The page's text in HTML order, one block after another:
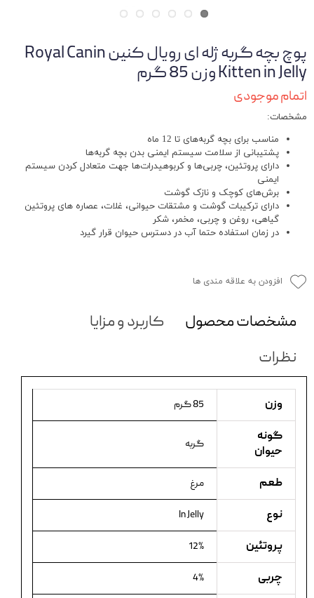
پوچ بچه گربه ژله ای رویال کنین Royal Canin
Kitten in Jelly وزن 85 گرم
اتمام موجودی
مشخصات:
مناسب برای بچه گربه‌های تا 12 ماه
پشتیبانی از سلامت سیستم ایمنی بدن بچه گربه‌ها
دارای پروتئین، چربی‌ها و کربوهیدرات‌ها جهت متعادل کردن سیستم
ایمنی
برش‌های کوچک و نازک گوشت
دارای ترکیبات گوشت و مشتقات حیوانی، غلات، عصاره های پروتئین
گیاهی، روغن و چربی، مخمر، شکر
در زمان استفاده حتما آب در دسترس حیوان قرار گیرد
افزودن به علاقه مندی ها
مشخصات محصول
کاربرد و مزایا
نظرات
وزن 85 گرم
گونه
حیوان
گربه
طعم مرغ
نوع In Jelly
پروتئین 12%
چربی 4%